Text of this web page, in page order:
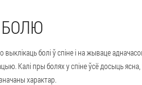
болі ў спіне і на жываце
Калі пры болях у спіне ўсё досыць
характар.